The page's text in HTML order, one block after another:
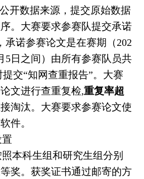
开数据来源，提交原始数据
。大赛要求参赛队提交承诺
承诺参赛论文是在赛期（202
5日之间）由所有参赛队员共
交“知网查重报告”。大赛
文进行查重复检,重复率超
淘汰。大赛要求参赛论文使
件。
本科生组和研究生组分别
奖。获奖证书通过邮寄的方